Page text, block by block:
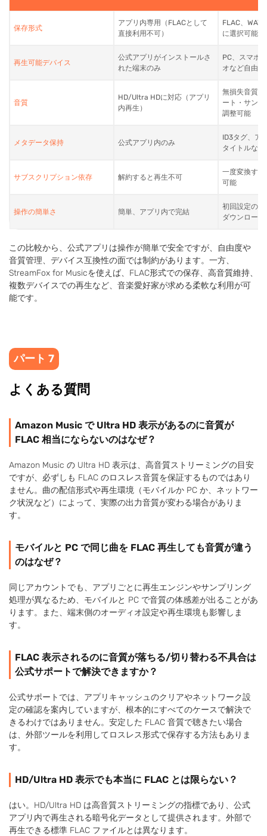
保存形式
アプリ内専用（FLACとして
直接利用不可）
FLAC、WAV
に選択可能
再生可能デバイス
公式アプリがインストールさ
れた端末のみ
PC、スマホ
オなど自由
音質
HD/Ultra HDに対応（アプリ
内再生）
無損失音質
ート・サン
調整可能
メタデータ保持 公式アプリ内のみ
ID3タグ、ア
タイトルな
サブスクリプション依存 解約すると再生不可
一度変換す
可能
操作の簡単さ 簡単、アプリ内で完結
初回設定の
ダウンロード
この比較から、公式アプリは操作が簡単で安全ですが、自由度や
音質管理、デバイス互換性の面では制約があります。一方、
StreamFox for Musicを使えば、FLAC形式での保存、高音質維持、
複数デバイスでの再生など、音楽愛好家が求める柔軟な利用が可
能です。
パート 7
よくある質問
Amazon Music で Ultra HD 表示があるのに音質が
FLAC 相当にならないのはなぜ？
Amazon Music の Ultra HD 表示は、高音質ストリーミングの目安
ですが、必ずしも FLAC のロスレス音質を保証するものではあり
ません。曲の配信形式や再生環境（モバイルか PC か、ネットワー
ク状況など）によって、実際の出力音質が変わる場合がありま
す。
モバイルと PC で同じ曲を FLAC 再生しても音質が違う
のはなぜ？
同じアカウントでも、アプリごとに再生エンジンやサンプリング
処理が異なるため、モバイルと PC で音質の体感差が出ることがあ
ります。また、端末側のオーディオ設定や再生環境も影響しま
す。
FLAC 表示されるのに音質が落ちる/切り替わる不具合は
公式サポートで解決できますか？
公式サポートでは、アプリキャッシュのクリアやネットワーク設
定の確認を案内していますが、根本的にすべてのケースで解決で
きるわけではありません。安定した FLAC 音質で聴きたい場合
は、外部ツールを利用してロスレス形式で保存する方法もありま
す。
HD/Ultra HD 表示でも本当に FLAC とは限らない？
はい。HD/Ultra HD は高音質ストリーミングの指標であり、公式
アプリ内で再生される暗号化データとして提供されます。外部で
再生できる標準 FLAC ファイルとは異なります。